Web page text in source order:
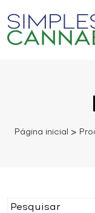
Página inicial >